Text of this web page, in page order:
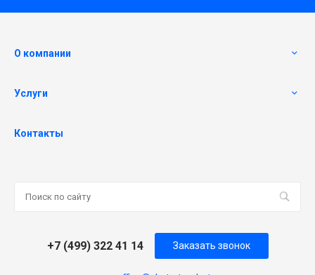
О компании
Услуги
Контакты
+7 (499) 322 41 14 Заказать звонок